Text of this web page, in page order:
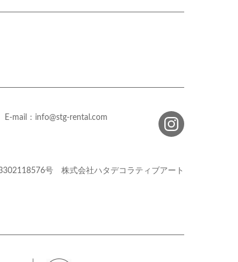
E-mail：info@stg-rental.com
号 株式会社ハタデコラティブアート